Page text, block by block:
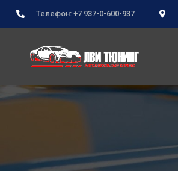
Телефон: +7 937-0-600-937